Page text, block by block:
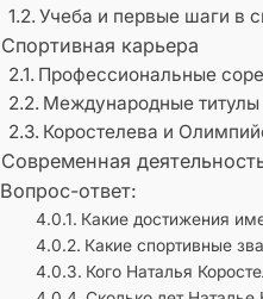
Учеба и первые шаги в
Спортивная карьера
Профессиональные
Международные титулы
Коростелева и
Современная
Вопрос-ответ:
Какие достижения
Какие спортивные
Кого Наталья